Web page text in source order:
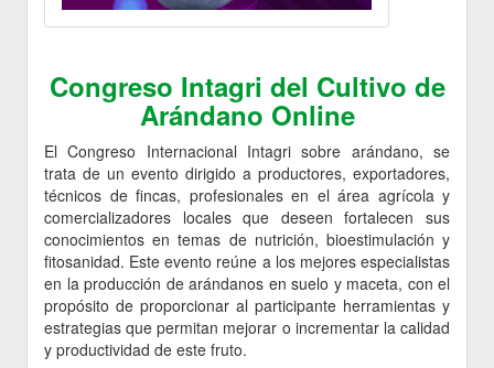
Congreso Intagri del Cultivo de
Arándano Online
El Congreso Internacional Intagri sobre arándano, se
trata de un evento dirigido a productores, exportadores,
técnicos de fincas, profesionales en el área agrícola y
comercializadores locales que deseen fortalecen sus
conocimientos en temas de nutrición, bioestimulación y
fitosanidad. Este evento reúne a los mejores especialistas
en la producción de arándanos en suelo y maceta, con el
propósito de proporcionar al participante herramientas y
estrategias que permitan mejorar o incrementar la calidad
y productividad de este fruto.